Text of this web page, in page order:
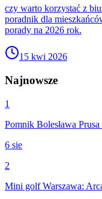
czy warto korzystać z
poradnik dla
porady na 2026 rok.
15 kwi 2026
Najnowsze
1
Pomnik Bolesława
6 sie
2
Mini golf Warszawa: